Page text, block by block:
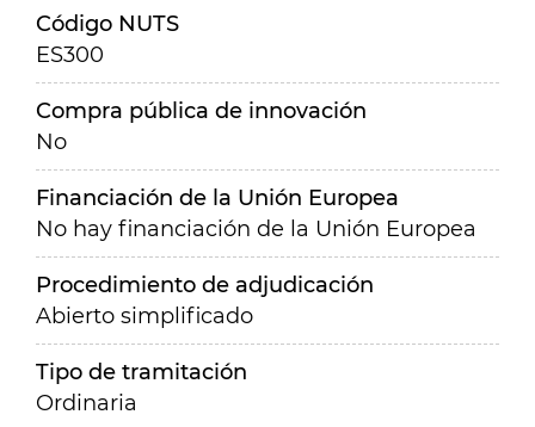
Código NUTS
ES300
Compra pública de innovación
No
Financiación de la Unión Europea
No hay financiación de la Unión Europea
Procedimiento de adjudicación
Abierto simplificado
Tipo de tramitación
Ordinaria